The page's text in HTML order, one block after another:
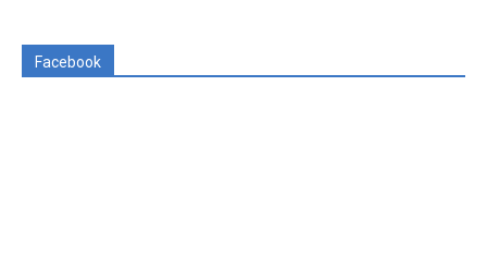
Facebook